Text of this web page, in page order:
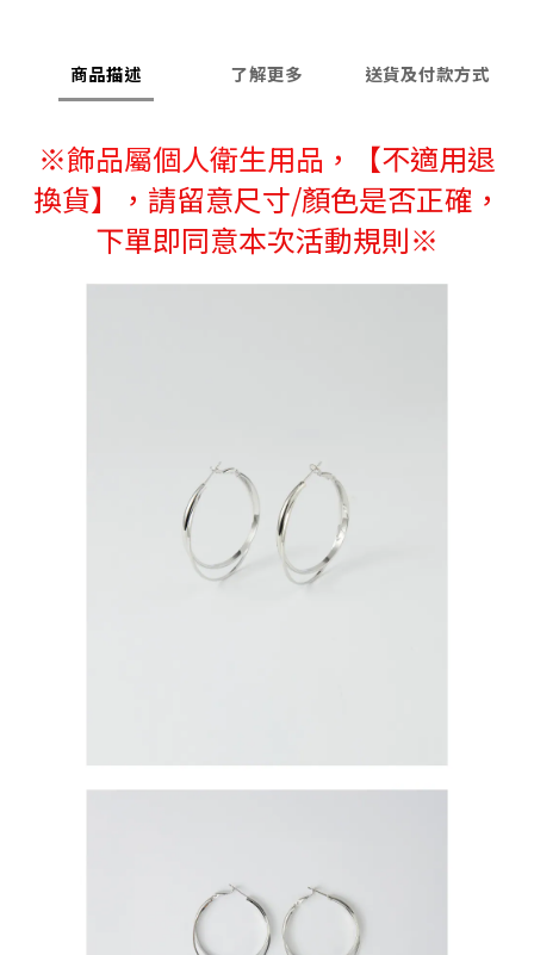
商品描述 了解更多 送貨及付款方式
※飾品屬個人衛生用品，
【不適用退
換貨】，請留意尺寸/顏色是否正確，
下單即同意本次活動規則※